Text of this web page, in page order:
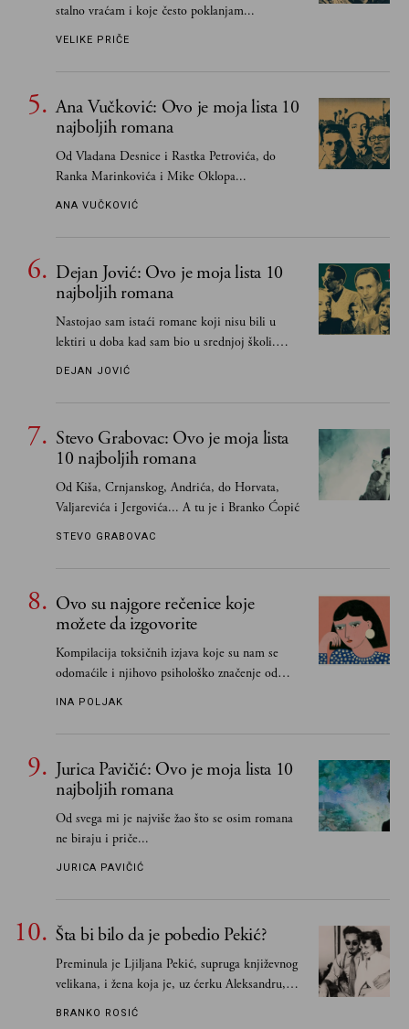
stalno vraćam i koje često poklanjam...
VELIKE PRIČE
Ana Vučković: Ovo je moja lista 10
najboljih romana
Od Vladana Desnice i Rastka Petrovića, do
Ranka Marinkovića i Mike Oklopa...
ANA VUČKOVIĆ
Dejan Jović: Ovo je moja lista 10
najboljih romana
Nastojao sam istaći romane koji nisu bili u
lektiri u doba kad sam bio u srednjoj školi.
Smatrao sam da su "klasici" već dovoljno
DEJAN JOVIĆ
Stevo Grabovac: Ovo je moja lista
10 najboljih romana
Od Kiša, Crnjanskog, Andrića, do Horvata,
Valjarevića i Jergovića... A tu je i Branko Ćopić
STEVO GRABOVAC
Ovo su najgore rečenice koje
možete da izgovorite
Kompilacija toksičnih izjava koje su nam se
odomaćile i njihovo psihološko značenje od
INA POLJAK
Jurica Pavičić: Ovo je moja lista 10
najboljih romana
Od svega mi je najviše žao što se osim romana
ne biraju i priče...
JURICA PAVIČIĆ
Šta bi bilo da je pobedio Pekić?
Preminula je Ljiljana Pekić, supruga književnog
velikana, i žena koja je, uz ćerku Aleksandru,
vodila računa o zaostavštini pisca. Ovu priču o
BRANKO ROSIĆ